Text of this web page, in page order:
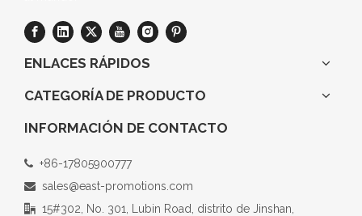
ENLACES RÁPIDOS
CATEGORÍA DE PRODUCTO
INFORMACIÓN DE CONTACTO
 +86-17805900777
 sales@east-promotions.com
 15#302, No. 301, Lubin Road, distrito de Jinshan,